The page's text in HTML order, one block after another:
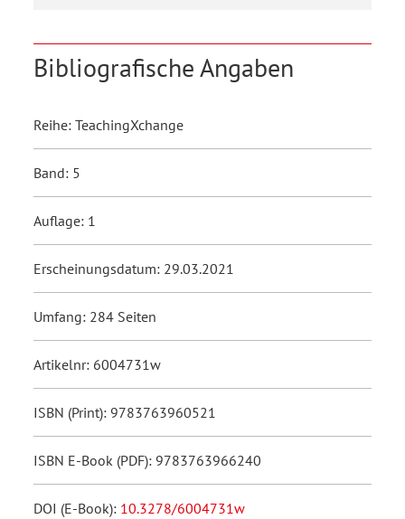
Bibliografische Angaben
Reihe: TeachingXchange
Band: 5
Auflage: 1
Erscheinungsdatum: 29.03.2021
Umfang: 284 Seiten
Artikelnr: 6004731w
ISBN (Print): 9783763960521
ISBN E-Book (PDF): 9783763966240
DOI (E-Book): 10.3278/6004731w